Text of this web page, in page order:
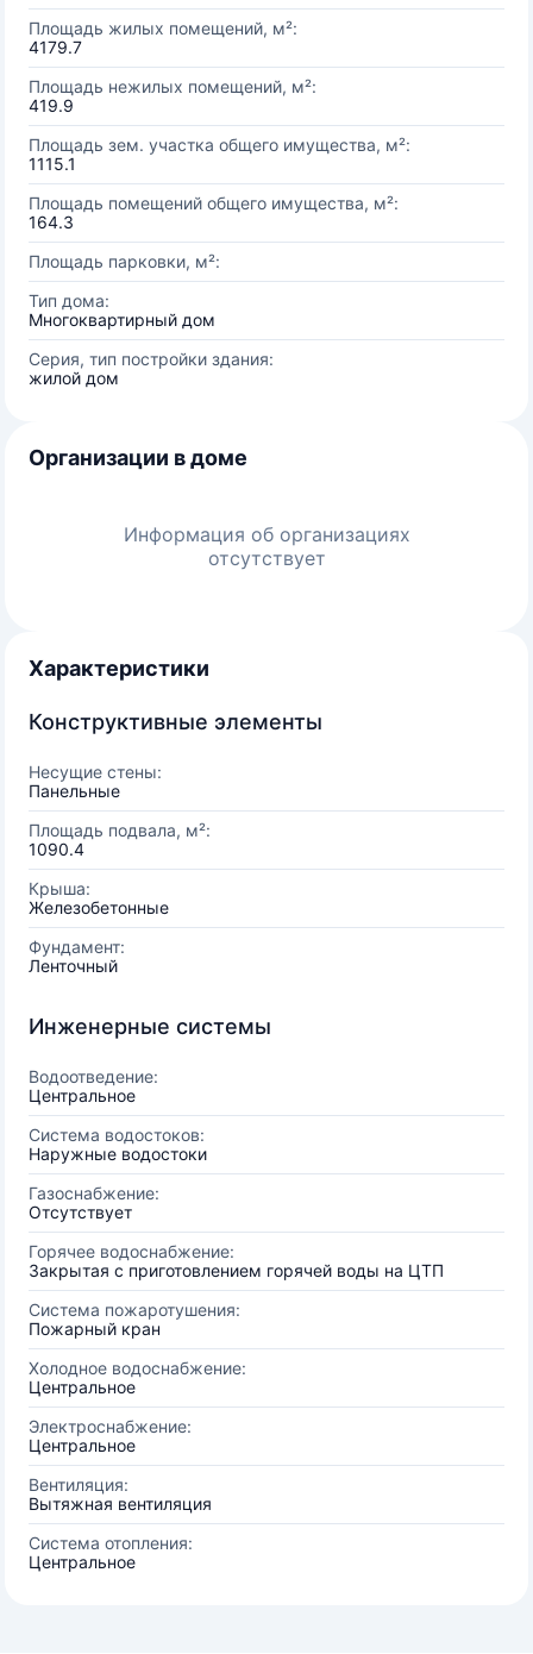
Площадь жилых помещений, м²:
4179.7
Площадь нежилых помещений, м²:
419.9
Площадь зем. участка общего имущества, м²:
1115.1
Площадь помещений общего имущества, м²:
164.3
Площадь парковки, м²:
Тип дома:
Многоквартирный дом
Серия, тип постройки здания:
жилой дом
Организации в доме
Информация об организациях
отсутствует
Характеристики
Конструктивные элементы
Несущие стены:
Панельные
Площадь подвала, м²:
1090.4
Крыша:
Железобетонные
Фундамент:
Ленточный
Инженерные системы
Водоотведение:
Центральное
Система водостоков:
Наружные водостоки
Газоснабжение:
Отсутствует
Горячее водоснабжение:
Закрытая с приготовлением горячей воды на ЦТП
Система пожаротушения:
Пожарный кран
Холодное водоснабжение:
Центральное
Электроснабжение:
Центральное
Вентиляция:
Вытяжная вентиляция
Система отопления:
Центральное